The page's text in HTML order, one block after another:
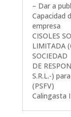
– Dar a
Capacidad
empresa
CISOLES
LIMITADA
SOCIEDAD
DE
S.R.L.-)
(PSFV)
Calingasta